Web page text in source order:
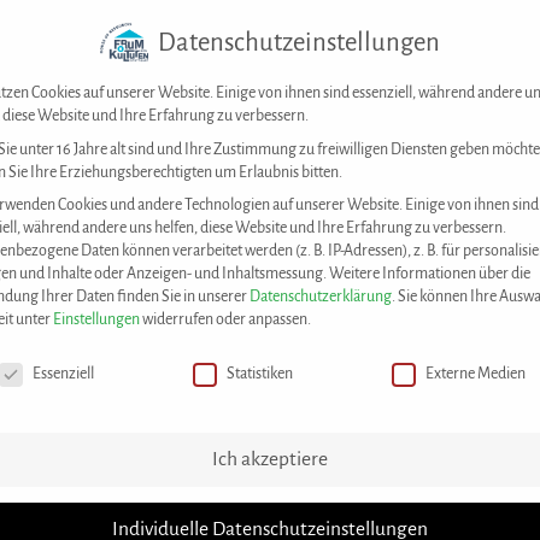
Forum der Kulturen Stuttgart e. V.
DAS KONZEPT
House of Resources Präventionsworkshop
Datenschutzeinstellungen
Cookies auf unserer Website. Einige von ihnen sind essenziell, während andere
diese Website und Ihre Erfahrung zu verbessern.
unter 16 Jahre alt sind und Ihre Zustimmung zu freiwilligen Diensten geben
Sie Ihre Erziehungsberechtigten um Erlaubnis bitten.
Cookies und andere Technologien auf unserer Website. Einige von ihnen sind
während andere uns helfen, diese Website und Ihre Erfahrung zu verbessern.
Daten können verarbeitet werden (z. B. IP-Adressen), z. B. für
und Inhalte oder Anzeigen- und Inhaltsmessung. Weitere Informationen über die
Ihrer Daten finden Sie in unserer Datenschutzerklärung. Sie können Ihre
unter Einstellungenwiderrufen oder anpassen.
Essenziell
Statistiken Externe Medien
Ich akzeptiere
Individuelle Datenschutzeinstellungen